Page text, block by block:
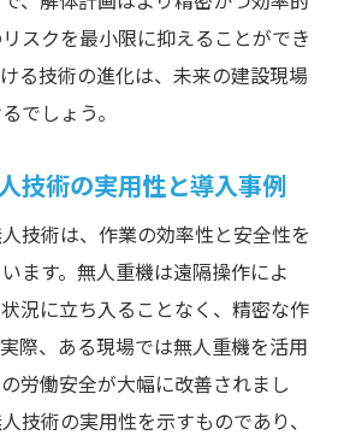
スクを最小限に抑えることができ
る技術の進化は、未来の建設現場
でしょう。
技術の実用性と導入事例
技術は、作業の効率性と安全性を
ます。無人重機は遠隔操作によ
況に立ち入ることなく、精密な作
際、ある現場では無人重機を活用
労働安全が大幅に改善されまし
技術の実用性を示すものであり、